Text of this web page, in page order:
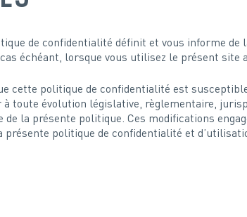
de confidentialité définit et vous informe de
échéant, lorsque vous utilisez le présent site
cette politique de confidentialité est
à toute évolution législative, règlementaire,
de la présente politique. Ces modifications
politique de confidentialité et